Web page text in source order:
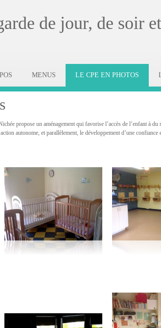
de jour, de soir
MENUS LE CPE EN PHOTOS
propose un aménagement qui favorise l’accès de l’enfant à
autonome, et parallèlement, le développement d’une confiance